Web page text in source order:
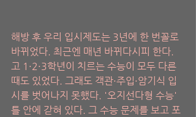
해방 후 우리 입시제도는 3년에 한 번꼴로
바뀌었다. 최근엔 매년 바뀌다시피 한다.
고 1·2·3학년이 치르는 수능이 모두 다른
때도 있었다. 그래도 객관·주입·암기식 입
시를 벗어나지 못했다. '오지선다형 수능'
틀 안에 갇혀 있다. 그 수능 문제를 보고 포